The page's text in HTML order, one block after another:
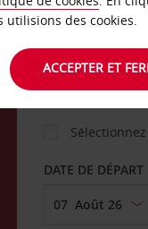
AGENCE DE
DATE DE DÉPART
utilisions des cookies.
ACCEPTER ET